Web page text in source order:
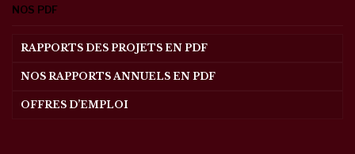
NOS PDF
RAPPORTS DES PROJETS EN PDF
NOS RAPPORTS ANNUELS EN PDF
OFFRES D’EMPLOI